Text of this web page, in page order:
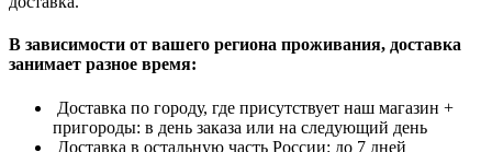
В зависимости от вашего региона проживания, доставка
занимает разное время:
Доставка по городу, где присутствует наш магазин +
пригороды: в день заказа или на следующий день
Доставка в остальную часть России: до 7 дней